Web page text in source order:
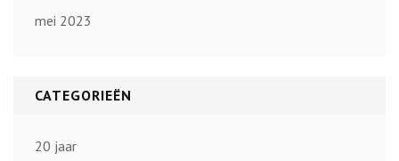
mei 2023
CATEGORIEËN
20 jaar